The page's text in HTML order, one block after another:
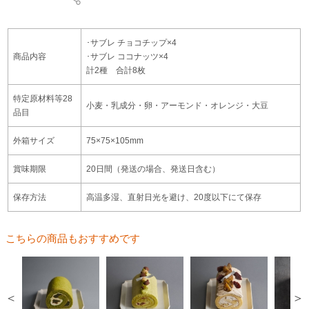
商品内容
･サブレ チョコチップ×4
･サブレ ココナッツ×4
計2種 合計8枚
特定原材料等28
品目
小麦・乳成分・卵・アーモンド・オレンジ・大豆
外箱サイズ 75×75×105mm
賞味期限 20日間（発送の場合、発送日含む）
保存方法 高温多湿、直射日光を避け、20度以下にて保存
こちらの商品もおすすめです